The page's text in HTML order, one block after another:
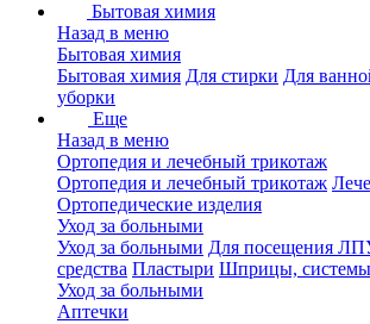
Бытовая химия
Назад в меню
Бытовая химия
Бытовая химия Для стирки Для
уборки
Еще
Назад в меню
Ортопедия и лечебный трикотаж
Ортопедия и лечебный трикотаж
Ортопедические изделия
Уход за больными
Уход за больными Для посещения
средства Пластыри Шприцы, системы
Уход за больными
Аптечки